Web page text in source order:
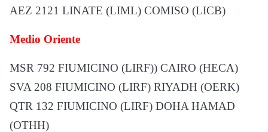
AEZ 2121 LINATE (LIML) COMISO (LICB)
Medio Oriente
MSR 792 FIUMICINO (LIRF)) CAIRO (HECA)
SVA 208 FIUMICINO (LIRF) RIYADH (OERK)
QTR 132 FIUMICINO (LIRF) DOHA HAMAD
(OTHH)